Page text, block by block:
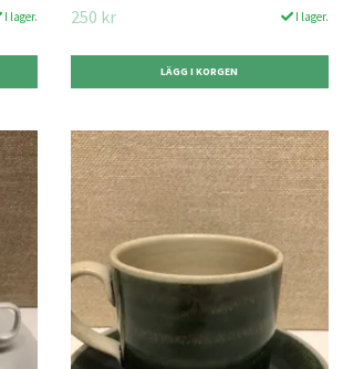
I lager. 250 kr I lager.